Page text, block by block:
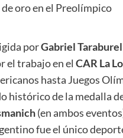
oro en el Preolímpico
porGabriel
el trabajo en el CAR La
hasta Juegos
histórico de la medalla
(en ambos
fue el único